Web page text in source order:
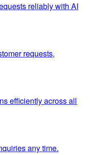
reliably with AI
requests,
efficiently across all
any time.